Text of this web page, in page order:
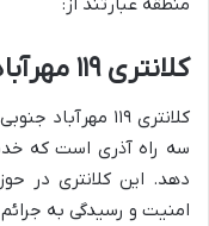
منطقه عبارتند از:
کلانتری ۱۱۹ مهرآباد جنوبی
کلانتری ۱۱۹
سه راه آذری است که
دهد. این کلانتری در
امنیت و رسیدگی به